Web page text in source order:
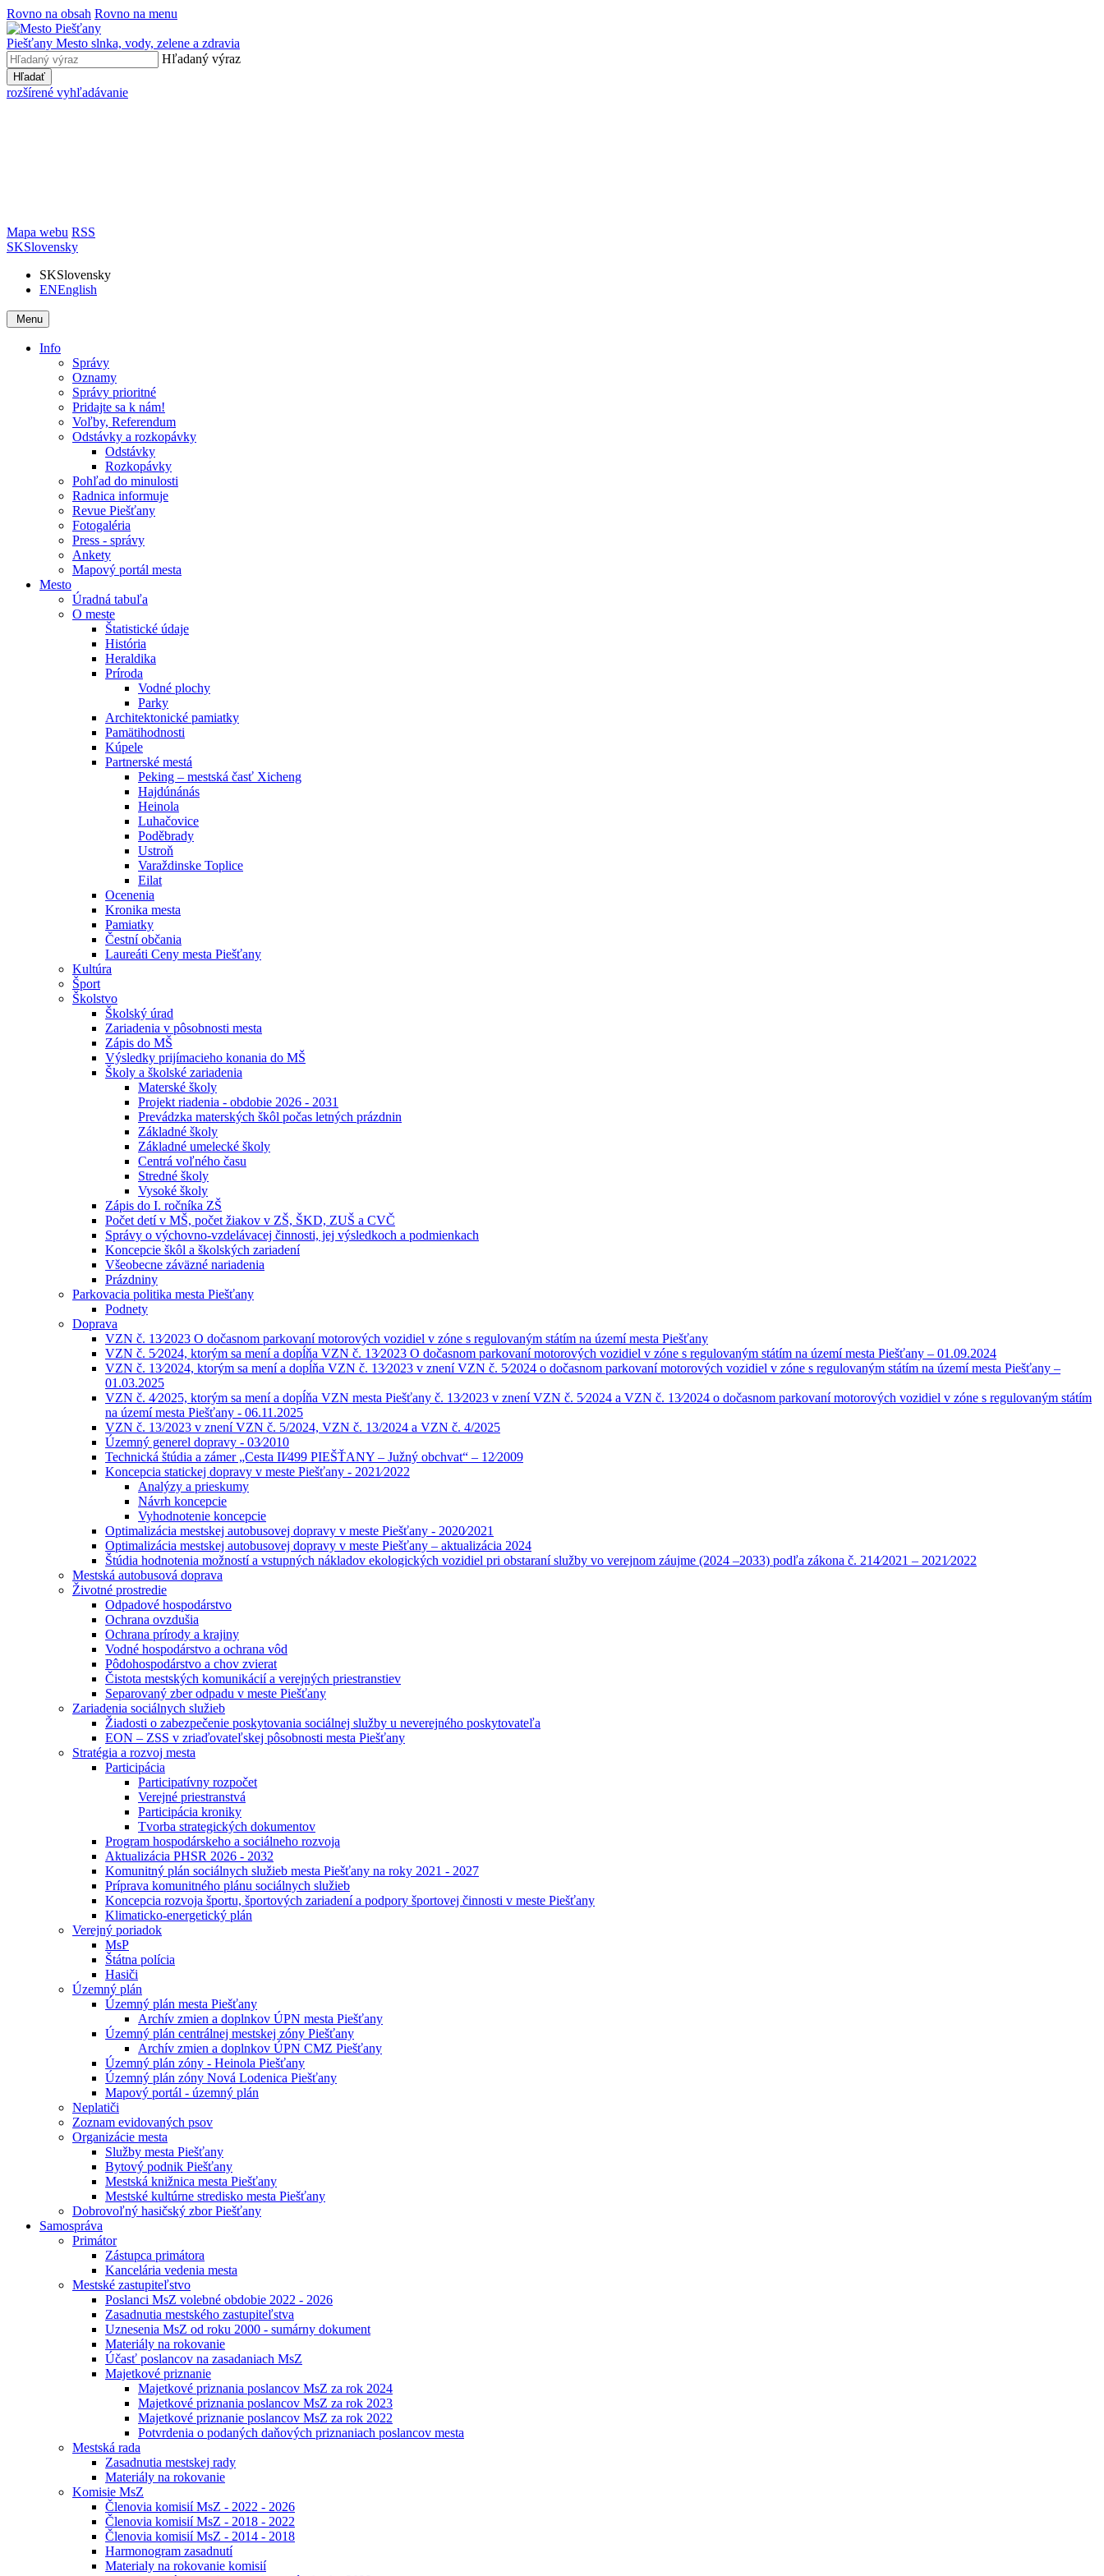
Rovno na obsah Rovno na menu
Piešťany Mesto slnka, vody, zelene a zdravia
Hľadaný výraz
Hľadať
rozšírené vyhľadávanie
Mapa webu RSS
SKSlovensky
SKSlovensky
ENEnglish
Menu
Info
Správy
Oznamy
Správy prioritné
Pridajte sa k nám!
Voľby, Referendum
Odstávky a rozkopávky
Odstávky
Rozkopávky
Pohľad do minulosti
Radnica informuje
Revue Piešťany
Fotogaléria
Press - správy
Ankety
Mapový portál mesta
Mesto
Úradná tabuľa
O meste
Štatistické údaje
História
Heraldika
Príroda
Vodné plochy
Parky
Architektonické pamiatky
Pamätihodnosti
Kúpele
Partnerské mestá
Peking – mestská časť Xicheng
Hajdúnánás
Heinola
Luhačovice
Poděbrady
Ustroň
Varaždinske Toplice
Eilat
Ocenenia
Kronika mesta
Pamiatky
Čestní občania
Laureáti Ceny mesta Piešťany
Kultúra
Šport
Školstvo
Školský úrad
Zariadenia v pôsobnosti mesta
Zápis do MŠ
Výsledky prijímacieho konania do MŠ
Školy a školské zariadenia
Materské školy
Projekt riadenia - obdobie 2026 - 2031
Prevádzka materských škôl počas letných prázdnin
Základné školy
Základné umelecké školy
Centrá voľného času
Stredné školy
Vysoké školy
Zápis do I. ročníka ZŠ
Počet detí v MŠ, počet žiakov v ZŠ, ŠKD, ZUŠ a CVČ
Správy o výchovno-vzdelávacej činnosti, jej výsledkoch a podmienkach
Koncepcie škôl a školských zariadení
Všeobecne záväzné nariadenia
Prázdniny
Parkovacia politika mesta Piešťany
Podnety
Doprava
VZN č. 13⁄2023 O dočasnom parkovaní motorových vozidiel v zóne s regulovaným státím na území mesta Piešťany
VZN č. 5⁄2024, ktorým sa mení a dopĺňa VZN č. 13⁄2023 O dočasnom parkovaní motorových vozidiel v zóne s regulovaným státím na území mesta Piešťany – 01.09.2024
VZN č. 13⁄2024, ktorým sa mení a dopĺňa VZN č. 13⁄2023 v znení VZN č. 5⁄2024 o dočasnom parkovaní motorových vozidiel v zóne s regulovaným státím na území mesta Piešťany –
01.03.2025
VZN č. 4⁄2025, ktorým sa mení a dopĺňa VZN mesta Piešťany č. 13⁄2023 v znení VZN č. 5⁄2024 a VZN č. 13⁄2024 o dočasnom parkovaní motorových vozidiel v zóne s regulovaným státím
na území mesta Piešťany - 06.11.2025
VZN č. 13/2023 v znení VZN č. 5/2024, VZN č. 13/2024 a VZN č. 4/2025
Územný generel dopravy - 03⁄2010
Technická štúdia a zámer „Cesta II⁄499 PIEŠŤANY – Južný obchvat“ – 12⁄2009
Koncepcia statickej dopravy v meste Piešťany - 2021⁄2022
Analýzy a prieskumy
Návrh koncepcie
Vyhodnotenie koncepcie
Optimalizácia mestskej autobusovej dopravy v meste Piešťany - 2020⁄2021
Optimalizácia mestskej autobusovej dopravy v meste Piešťany – aktualizácia 2024
Štúdia hodnotenia možností a vstupných nákladov ekologických vozidiel pri obstaraní služby vo verejnom záujme (2024 –2033) podľa zákona č. 214⁄2021 – 2021⁄2022
Mestská autobusová doprava
Životné prostredie
Odpadové hospodárstvo
Ochrana ovzdušia
Ochrana prírody a krajiny
Vodné hospodárstvo a ochrana vôd
Pôdohospodárstvo a chov zvierat
Čistota mestských komunikácií a verejných priestranstiev
Separovaný zber odpadu v meste Piešťany
Zariadenia sociálnych služieb
Žiadosti o zabezpečenie poskytovania sociálnej služby u neverejného poskytovateľa
EON – ZSS v zriaďovateľskej pôsobnosti mesta Piešťany
Stratégia a rozvoj mesta
Participácia
Participatívny rozpočet
Verejné priestranstvá
Participácia kroniky
Tvorba strategických dokumentov
Program hospodárskeho a sociálneho rozvoja
Aktualizácia PHSR 2026 - 2032
Komunitný plán sociálnych služieb mesta Piešťany na roky 2021 - 2027
Príprava komunitného plánu sociálnych služieb
Koncepcia rozvoja športu, športových zariadení a podpory športovej činnosti v meste Piešťany
Klimaticko-energetický plán
Verejný poriadok
MsP
Štátna polícia
Hasiči
Územný plán
Územný plán mesta Piešťany
Archív zmien a doplnkov ÚPN mesta Piešťany
Územný plán centrálnej mestskej zóny Piešťany
Archív zmien a doplnkov ÚPN CMZ Piešťany
Územný plán zóny - Heinola Piešťany
Územný plán zóny Nová Lodenica Piešťany
Mapový portál - územný plán
Neplatiči
Zoznam evidovaných psov
Organizácie mesta
Služby mesta Piešťany
Bytový podnik Piešťany
Mestská knižnica mesta Piešťany
Mestské kultúrne stredisko mesta Piešťany
Dobrovoľný hasičský zbor Piešťany
Samospráva
Primátor
Zástupca primátora
Kancelária vedenia mesta
Mestské zastupiteľstvo
Poslanci MsZ volebné obdobie 2022 - 2026
Zasadnutia mestského zastupiteľstva
Uznesenia MsZ od roku 2000 - sumárny dokument
Materiály na rokovanie
Účasť poslancov na zasadaniach MsZ
Majetkové priznanie
Majetkové priznania poslancov MsZ za rok 2024
Majetkové priznania poslancov MsZ za rok 2023
Majetkové priznanie poslancov MsZ za rok 2022
Potvrdenia o podaných daňových priznaniach poslancov mesta
Mestská rada
Zasadnutia mestskej rady
Materiály na rokovanie
Komisie MsZ
Členovia komisií MsZ - 2022 - 2026
Členovia komisií MsZ - 2018 - 2022
Členovia komisií MsZ - 2014 - 2018
Harmonogram zasadnutí
Materialy na rokovanie komisií